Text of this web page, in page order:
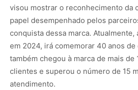
visou mostrar o reconhecimento da
papel desempenhado pelos
conquista dessa marca. Atualmente,
em 2024, irá comemorar 40 anos de
também chegou à marca de mais de
clientes e superou o número de 15
atendimento.